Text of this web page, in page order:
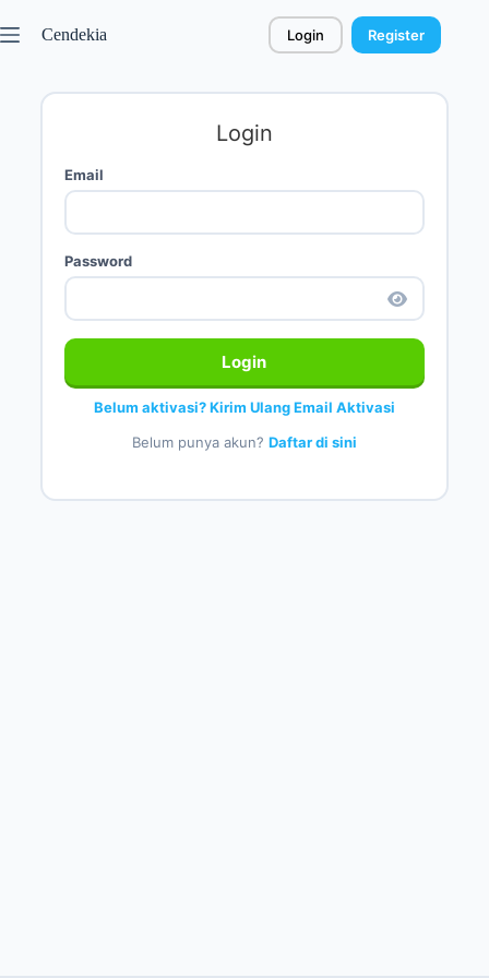
Cendekia Login Register
Login
Email
Password
Login
Belum aktivasi? Kirim Ulang Email Aktivasi
Belum punya akun? Daftar di sini